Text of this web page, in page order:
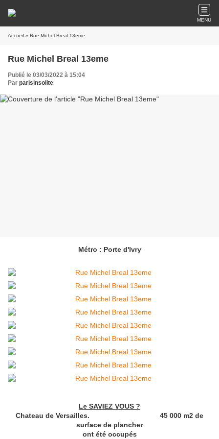
MENU
Accueil » Rue Michel Breal 13eme
Rue Michel Breal 13eme
Publié le 03/03/2022 à 15:04
Par parisinsolite
Métro : Porte d'Ivry
Le SAVIEZ VOUS ?
Chateau de Versailles. 45 000 m2 de
surface de plancher
ont été occupés